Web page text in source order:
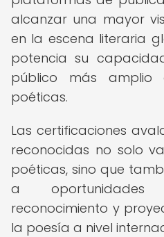
alcanzar una mayor
en la escena literaria
potencia su
público más amplio
poéticas.
Las certificaciones
reconocidas no solo
poéticas, sino que
a oportunidades
reconocimiento y
la poesía a nivel